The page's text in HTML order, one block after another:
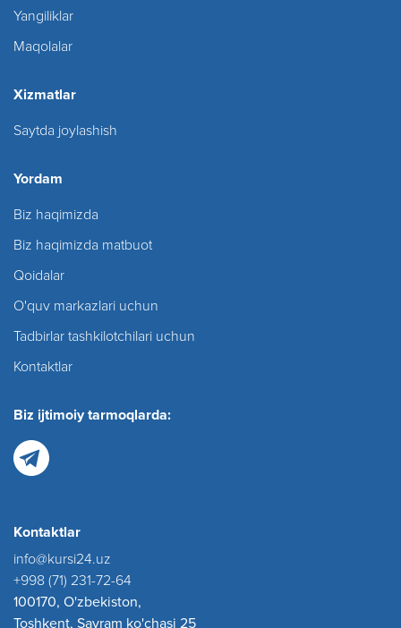
Yangiliklar
Maqolalar
Xizmatlar
Saytda joylashish
Yordam
Biz haqimizda
Biz haqimizda matbuot
Qoidalar
O'quv markazlari uchun
Tadbirlar tashkilotchilari uchun
Kontaktlar
Biz ijtimoiy tarmoqlarda:
Kontaktlar
info@kursi24.uz
+998 (71) 231-72-64
100170, O'zbekiston,
Toshkent, Sayram ko'chasi 25